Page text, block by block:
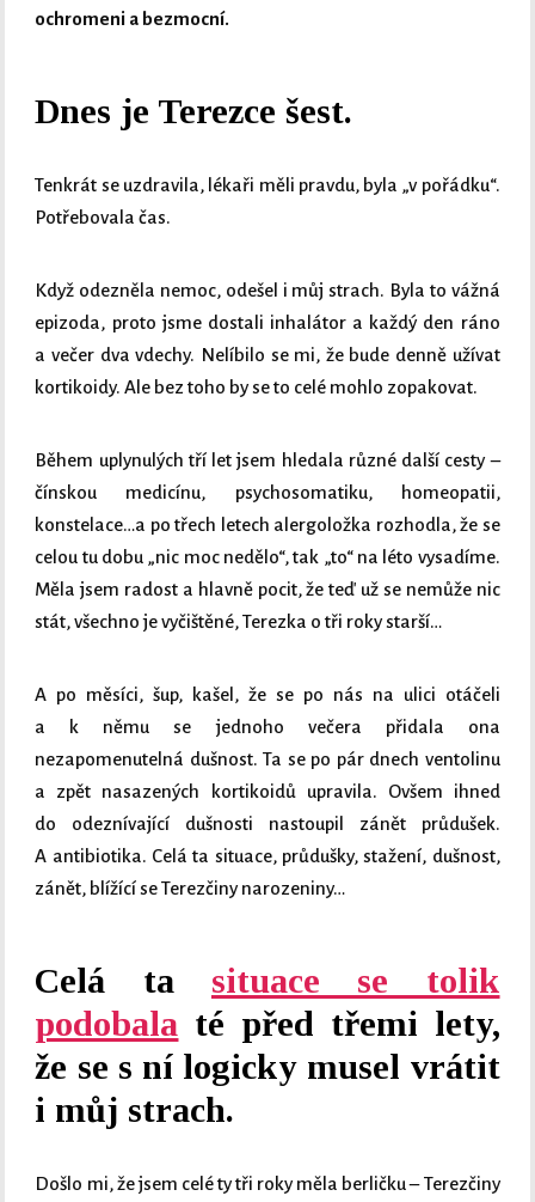
ochromeni a bezmocní.
Dnes je Terezce šest.
Tenkrát se uzdravila, lékaři měli pravdu, byla „v pořádku“.
Potřebovala čas.
Když odezněla nemoc, odešel i můj strach. Byla to vážná
epizoda, proto jsme dostali inhalátor a každý den ráno
a večer dva vdechy. Nelíbilo se mi, že bude denně užívat
kortikoidy. Ale bez toho by se to celé mohlo zopakovat.
Během uplynulých tří let jsem hledala různé další cesty –
čínskou medicínu, psychosomatiku, homeopatii,
konstelace…a po třech letech alergoložka rozhodla, že se
celou tu dobu „nic moc nedělo“, tak „to“ na léto vysadíme.
Měla jsem radost a hlavně pocit, že teď už se nemůže nic
stát, všechno je vyčištěné, Terezka o tři roky starší…
A po měsíci, šup, kašel, že se po nás na ulici otáčeli
a k němu se jednoho večera přidala ona
nezapomenutelná dušnost. Ta se po pár dnech ventolinu
a zpět nasazených kortikoidů upravila. Ovšem ihned
do odeznívající dušnosti nastoupil zánět průdušek.
A antibiotika. Celá ta situace, průdušky, stažení, dušnost,
zánět, blížící se Terezčiny narozeniny…
Celá ta situace se tolik
podobala té před třemi lety,
že se s ní logicky musel vrátit
i můj strach.
Došlo mi, že jsem celé ty tři roky měla berličku – Terezčiny